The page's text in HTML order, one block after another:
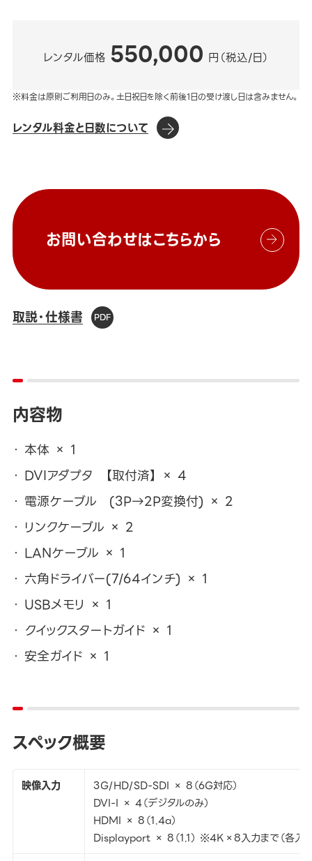
レンタル価格 550,000 円（税込/日）
※料金は原則ご利用日のみ。土日祝日を除く前後1日の受け渡し日は含みません。
レンタル料金と日数について
お問い合わせはこちらから
取説・仕様書
内容物
本体 × 1
DVIアダプタ 【取付済】 × 4
電源ケーブル (3P→2P変換付) × 2
リンクケーブル × 2
LANケーブル × 1
六角ドライバー(7/64インチ) × 1
USBメモリ × 1
クイックスタートガイド × 1
安全ガイド × 1
スペック概要
映像入力
3G/HD/SD-SDI × 8（6G対応）
DVI-I × 4（デジタルのみ）
HDMI × 8（1.4a）
Displayport × 8（1.1） ※4K×8入力まで（各入